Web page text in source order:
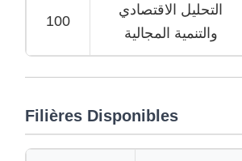
التحليل الاقتصادي
والتنمية المجالية
100
Filières Disponibles